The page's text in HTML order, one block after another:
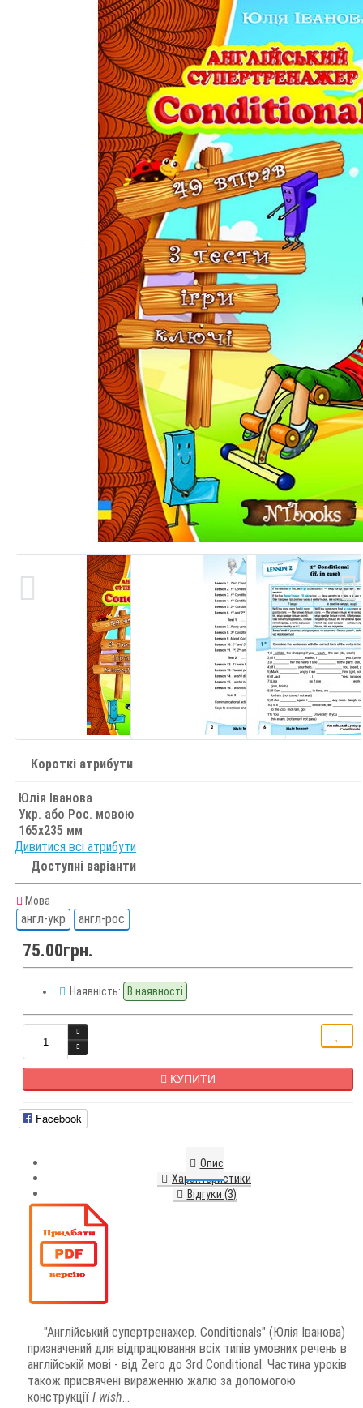
Короткі атрибути
Юлія Іванова
Укр. або Рос. мовою
165х235 мм
Дивитися всі атрибути
Доступні варіанти
Мова
англ-укр англ-рос
75.00грн.
Наявність: В наявності
КУПИТИ
Facebook
Опис
Характеристики
Відгуки (3)
"Англійський супертренажер. Conditionals" (Юлія Іванова)
призначений для відпрацювання всіх типів умовних речень в
англійській мові - від Zero до 3rd Conditional. Частина уроків
також присвячені вираженню жалю за допомогою
конструкції I wish...